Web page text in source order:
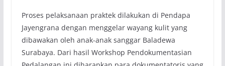
Proses pelaksanaan praktek dilakukan di Pendapa
Jayengrana dengan menggelar wayang kulit yang
dibawakan oleh anak-anak sanggar Baladewa
Surabaya. Dari hasil Workshop Pendokumentasian